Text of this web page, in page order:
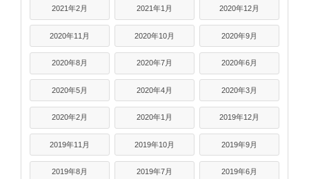
2021年2月 2021年1月 2020年12月
2020年11月 2020年10月 2020年9月
2020年8月 2020年7月 2020年6月
2020年5月 2020年4月 2020年3月
2020年2月 2020年1月 2019年12月
2019年11月 2019年10月 2019年9月
2019年8月 2019年7月 2019年6月